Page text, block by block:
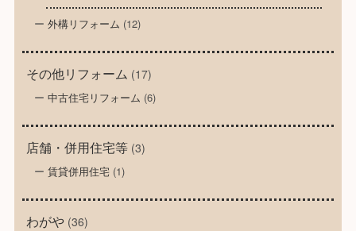
外構リフォーム (12)
その他リフォーム (17)
中古住宅リフォーム (6)
店舗・併用住宅等(3)
賃貸併用住宅(1)
わがや(36)